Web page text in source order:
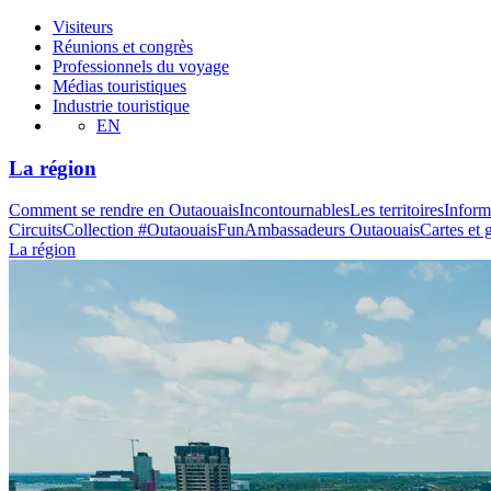
Visiteurs
Réunions et congrès
Professionnels du voyage
Médias touristiques
Industrie touristique
EN
La région
Comment se rendre en OutaouaisIncontournablesLes territoires
CircuitsCollection #OutaouaisFunAmbassadeurs OutaouaisCartes et
La région